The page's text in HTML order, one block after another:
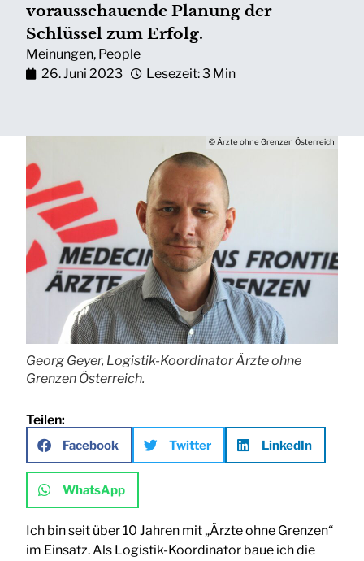
vorausschauende Planung der
Schlüssel zum Erfolg.
Meinungen, People
26. Juni 2023
Lesezeit: 3 Min
© Ärzte ohne Grenzen Österreich
Georg Geyer, Logistik-Koordinator Ärzte ohne
Grenzen Österreich.
Teilen:
Facebook Twitter LinkedIn
WhatsApp
Ich bin seit über 10 Jahren mit „Ärzte ohne Grenzen“
im Einsatz. Als Logistik-Koordinator baue ich die